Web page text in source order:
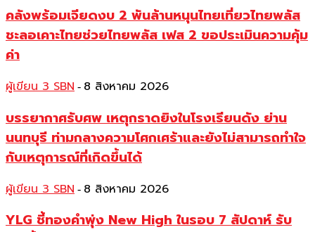
คลังพร้อมเจียดงบ 2 พันล้านหนุนไทยเที่ยวไทยพลัส
ชะลอเคาะไทยช่วยไทยพลัส เฟส 2 ขอประเมินความคุ้ม
ค่า
ผู้เขียน 3 SBN - 8 สิงหาคม 2026
บรรยากาศรับศพ เหตุกราดยิงในโรงเรียนดัง ย่าน
นนทบุรี ท่ามกลางความโศกเศร้าและยังไม่สามารถทำใจ
กับเหตุการณ์ที่เกิดขึ้นได้
ผู้เขียน 3 SBN - 8 สิงหาคม 2026
YLG ชี้ทองคำพุ่ง New High ในรอบ 7 สัปดาห์ รับ